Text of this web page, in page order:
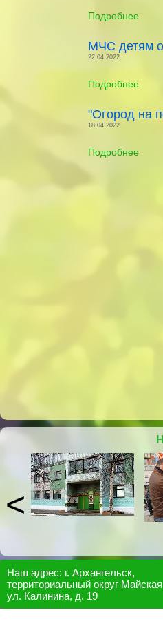
Подробнее
МЧС детям о
22.04.2022
Подробнее
"Огород на
18.04.2022
Подробнее
Наш адрес: г. Архангельск,
территориальный округ Майская
ул. Калинина, д. 19